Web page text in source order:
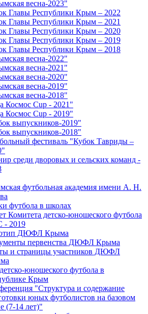
весна-2023"
Главы Республики Крым – 2022
Главы Республики Крым – 2021
Главы Республики Крым – 2020
Главы Республики Крым – 2019
Главы Республики Крым – 2018
весна-2022"
весна-2021"
весна-2020"
весна-2019"
весна-2018"
Космос Cup - 2021"
Космос Cup - 2019"
выпускников-2019"
выпускников-2018"
фестиваль "Кубок Тавриды –
среди дворовых и сельских команд -
футбольная академия имени А. Н.
футбола в школах
Комитета детско-юношеского футбола
2019
ДЮФЛ Крыма
первенства ДЮФЛ Крыма
и страницы участников ДЮФЛ
юношеского футбола в
Крым
"Структура и содержание
юных футболистов на базовом
(7-14 лет)"